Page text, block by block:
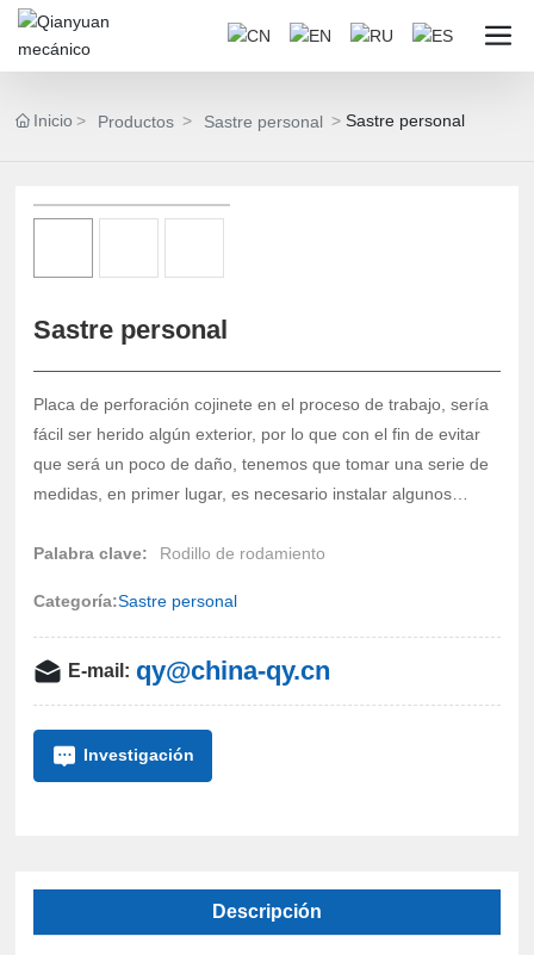
Inicio Productos Sastre personal Sastre personal
Sastre personal
Placa de perforación cojinete en el proceso de trabajo, sería
fácil ser herido algún exterior, por lo que con el fin de evitar
que será un poco de daño, tenemos que tomar una serie de
medidas, en primer lugar, es necesario instalar algunos
producción de lotes pequeños, por lo que es poco probable
perforación de la placa de rodamiento puede usar la
seguridad de las herramientas de estampado en las
asignaciones, por lo que debemos garantizar su dispositivo
de protección de seguridad, es decir, para evitar que ocurra
porque el error de funcionamiento causó algún daño grave.
Palabra clave: Rodillo de rodamiento
Categoría:Sastre personal
E-mail: qy@china-qy.cn
Investigación
Descripción